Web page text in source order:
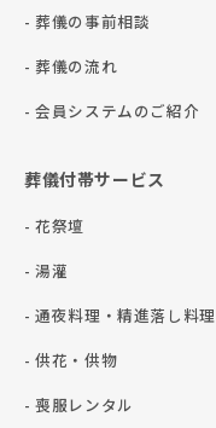
- 葬儀の事前相談
- 葬儀の流れ
- 会員システムのご紹介
葬儀付帯サービス
- 花祭壇
- 湯灌
- 通夜料理・精進落し料理
- 供花・供物
- 喪服レンタル